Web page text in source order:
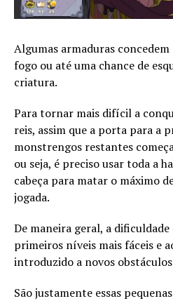
Algumas armaduras
fogo ou até uma chance de
criatura.
Para tornar mais difícil a
reis, assim que a porta para a
monstrengos restantes
ou seja, é preciso usar toda a
cabeça para matar o máximo
jogada.
De maneira geral, a
primeiros níveis mais fáceis e
introduzido a novos
São justamente essas